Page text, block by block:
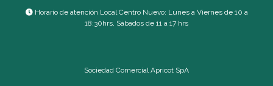
Horario de atención Local Centro Nuevo: Lunes a Viernes de 10 a
18:30hrs, Sábados de 11 a 17 hrs
Sociedad Comercial Apricot SpA